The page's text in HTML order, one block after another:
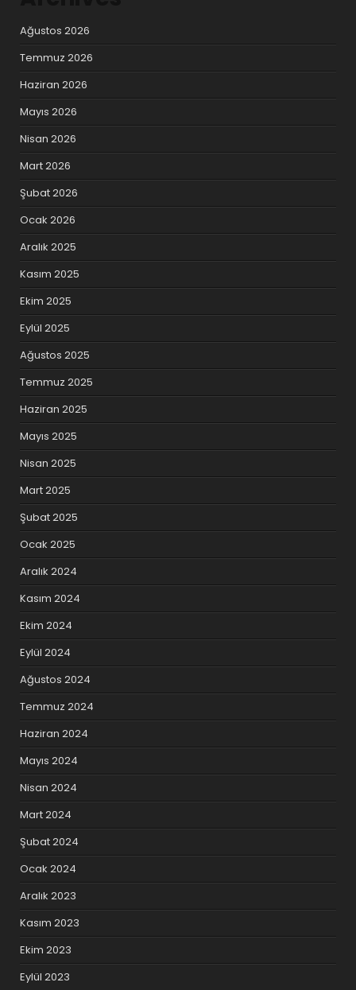
Ağustos 2026
Temmuz 2026
Haziran 2026
Mayıs 2026
Nisan 2026
Mart 2026
Şubat 2026
Ocak 2026
Aralık 2025
Kasım 2025
Ekim 2025
Eylül 2025
Ağustos 2025
Temmuz 2025
Haziran 2025
Mayıs 2025
Nisan 2025
Mart 2025
Şubat 2025
Ocak 2025
Aralık 2024
Kasım 2024
Ekim 2024
Eylül 2024
Ağustos 2024
Temmuz 2024
Haziran 2024
Mayıs 2024
Nisan 2024
Mart 2024
Şubat 2024
Ocak 2024
Aralık 2023
Kasım 2023
Ekim 2023
Eylül 2023